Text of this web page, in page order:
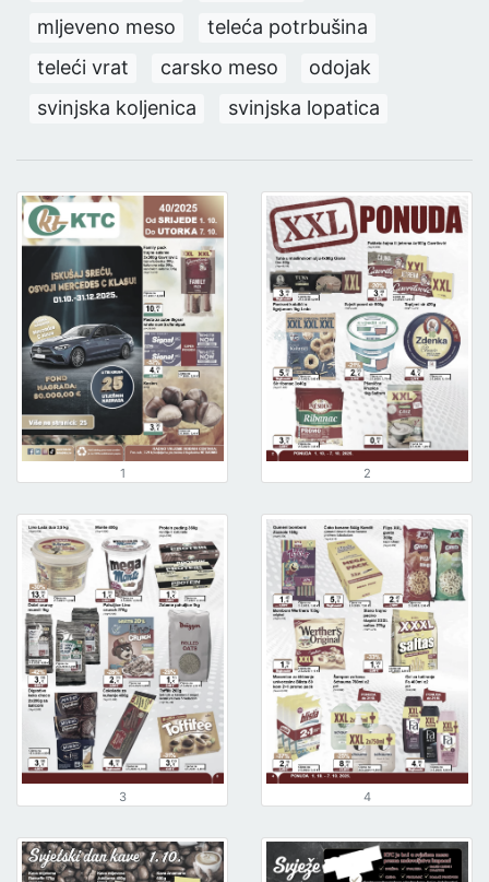
mljeveno meso
teleća potrbušina
teleći vrat
carsko meso
odojak
svinjska koljenica
svinjska lopatica
1 2
3 4